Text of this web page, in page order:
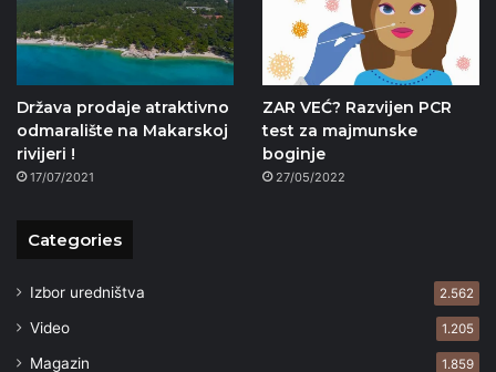
Država prodaje atraktivno
odmaralište na Makarskoj
rivijeri !
17/07/2021
ZAR VEĆ? Razvijen PCR
test za majmunske
boginje
27/05/2022
Categories
Izbor uredništva 2.562
Video 1.205
Magazin 1.859